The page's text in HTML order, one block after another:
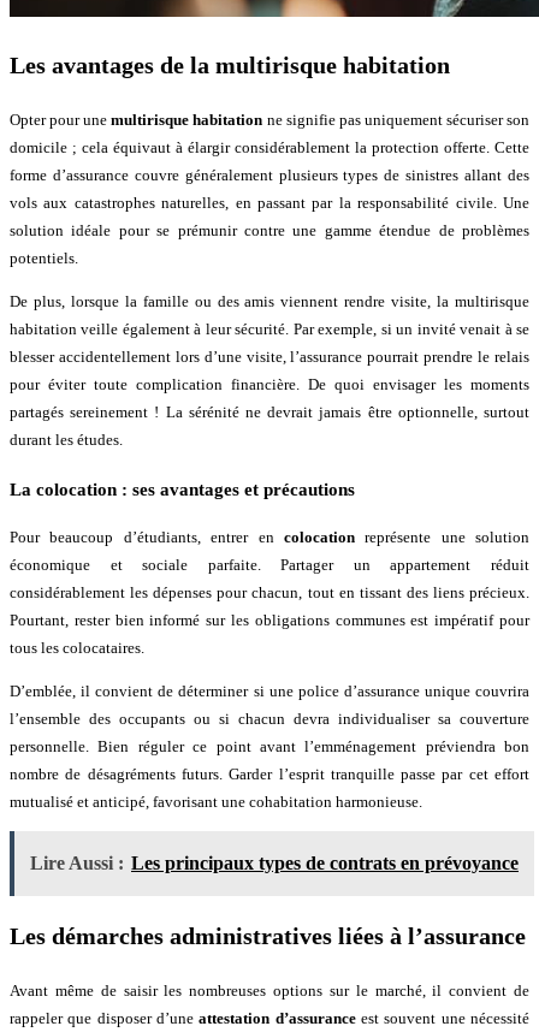
Les avantages de la multirisque habitation
Opter pour unemultirisque habitation ne signifie pas uniquement sécuriser son
domicile ; cela équivaut à élargir considérablement la protection offerte. Cette
forme d’assurance couvre généralement plusieurs types de sinistres allant des
vols aux catastrophes naturelles, en passant par la responsabilité civile. Une
solution idéale pour se prémunir contre une gamme étendue de problèmes
potentiels.
De plus, lorsque la famille ou des amis viennent rendre visite, la multirisque
habitation veille également à leur sécurité. Par exemple, si un invité venait à se
blesser accidentellement lors d’une visite, l’assurance pourrait prendre le relais
pour éviter toute complication financière. De quoi envisager les moments
partagés sereinement ! La sérénité ne devrait jamais être optionnelle, surtout
durant les études.
La colocation : ses avantages et précautions
Pour beaucoup d’étudiants, entrer en colocationreprésente une solution
économique et sociale parfaite. Partager un appartement réduit
considérablement les dépenses pour chacun, tout en tissant des liens précieux.
Pourtant, rester bien informé sur les obligations communes est impératif pour
tous les colocataires.
D’emblée, il convient de déterminer si une police d’assurance unique couvrira
l’ensemble des occupants ou si chacun devra individualiser sa couverture
personnelle. Bien réguler ce point avant l’emménagement préviendra bon
nombre de désagréments futurs. Garder l’esprit tranquille passe par cet effort
mutualisé et anticipé, favorisant une cohabitation harmonieuse.
Lire Aussi : Les principaux types de contrats en prévoyance
Les démarches administratives liées à l’assurance
Avant même de saisir les nombreuses options sur le marché, il convient de
rappeler que disposer d’uneattestation d’assuranceest souvent une nécessité